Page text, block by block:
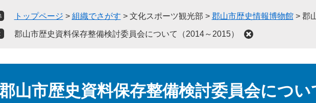
トップページ > 組織でさがす > 文化スポーツ観光部 > 郡山市歴史情報博物館 > 郡
郡山市歴史資料保存整備検討委員会について（2014～2015）
山市歴史資料保存整備検討委員会につい